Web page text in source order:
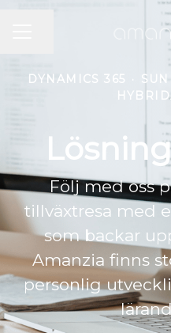
DYNAMICS 365 ·
Följ med oss
tillväxtresa med
som backar
Amanzia finns
personlig